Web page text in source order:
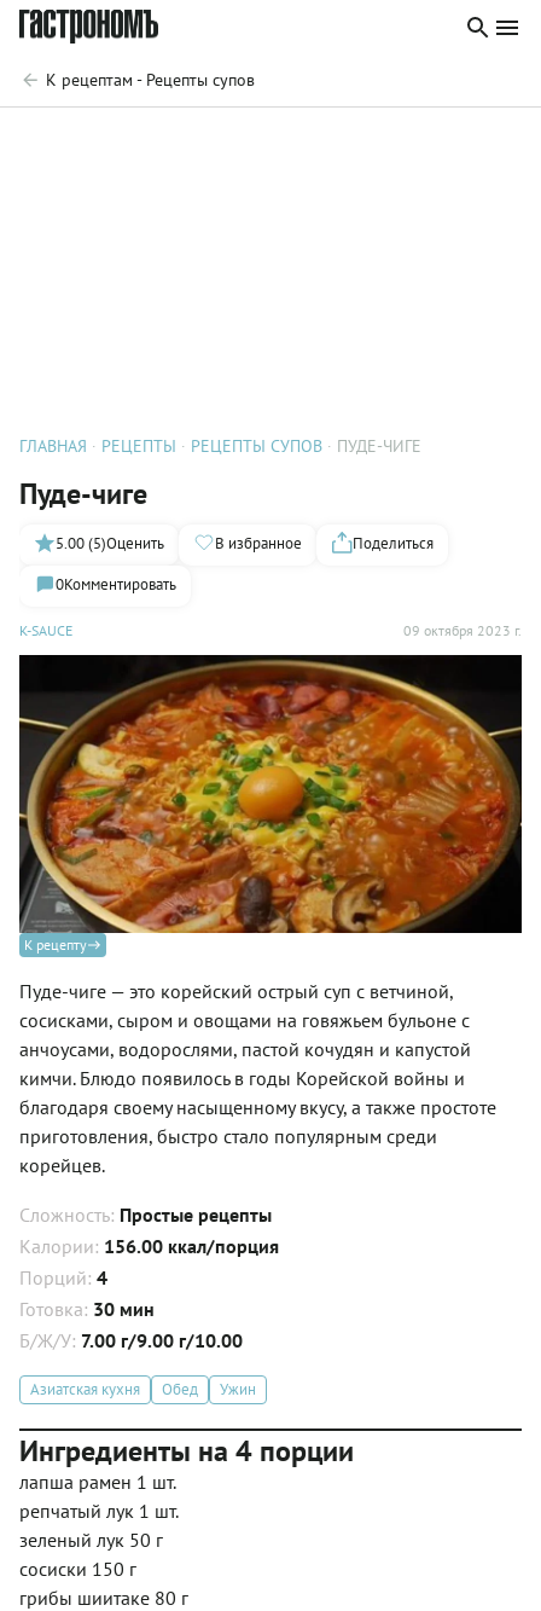
К рецептам - Рецепты супов
ГЛАВНАЯ РЕЦЕПТЫ РЕЦЕПТЫ СУПОВ ПУДЕ-ЧИГЕ
Пуде-чиге
K-SAUCE 09 октября 2023 г.
5.00 (5)Оценить В избранное
Поделиться
0Комментировать
К рецепту
Пуде-чиге — это корейский острый суп с ветчиной,
сосисками, сыром и овощами на говяжьем бульоне с
анчоусами, водорослями, пастой кочудян и капустой
кимчи. Блюдо появилось в годы Корейской войны и
благодаря своему насыщенному вкусу, а также простоте
приготовления, быстро стало популярным среди
корейцев.
Сложность: Простые рецепты
Калории: 156.00 ккал/порция
Порций: 4
Готовка: 30 мин
Б/Ж/У: 7.00 г/9.00 г/10.00
Азиатская кухня Обед Ужин
Ингредиенты на 4 порции
лапша рамен 1 шт.
репчатый лук 1 шт.
зеленый лук 50 г
сосиски 150 г
грибы шиитаке 80 г